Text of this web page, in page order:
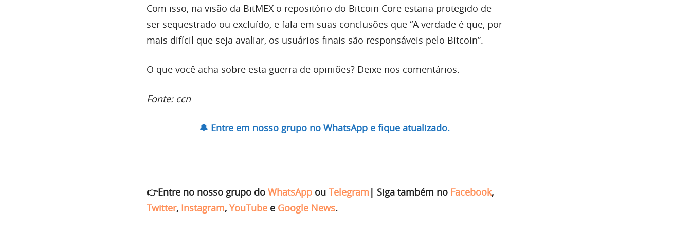
Com isso, na visão da BitMEX o repositório do Bitcoin Core estaria protegido de
ser sequestrado ou excluído, e fala em suas conclusões que “A verdade é que, por
mais difícil que seja avaliar, os usuários finais são responsáveis pelo Bitcoin”.
O que você acha sobre esta guerra de opiniões? Deixe nos comentários.
Fonte: ccn
🔔 Entre em nosso grupo no WhatsApp e fique atualizado.
👉Entre no nosso grupo do WhatsApp ou Telegram | Siga também no Facebook,
Twitter, Instagram, YouTube e Google News.